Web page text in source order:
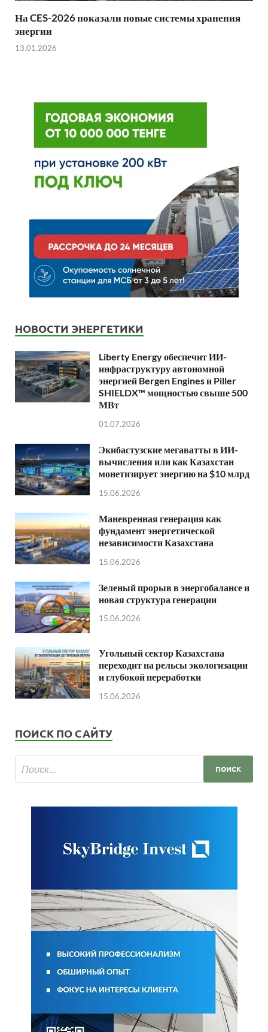
На CES-2026 показали новые системы хранения
энергии
13.01.2026
НОВОСТИ ЭНЕРГЕТИКИ
Liberty Energy обеспечит ИИ-
инфраструктуру автономной
энергией Bergen Engines и Piller
SHIELDX™ мощностью свыше 500
МВт
01.07.2026
Экибастузские мегаватты в ИИ-
вычисления или как Казахстан
монетизирует энергию на $10 млрд
15.06.2026
Маневренная генерация как
фундамент энергетической
независимости Казахстана
15.06.2026
Зеленый прорыв в энергобалансе и
новая структура генерации
15.06.2026
Угольный сектор Казахстана
переходит на рельсы экологизации
и глубокой переработки
15.06.2026
ПОИСК ПО САЙТУ